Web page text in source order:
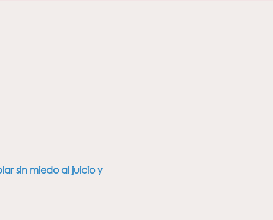
sin miedo al juicio y